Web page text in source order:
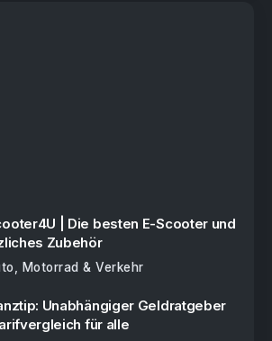
| Die besten E-Scooter und
Zubehör
Motorrad & Verkehr
Unabhängiger Geldratgeber
für alle